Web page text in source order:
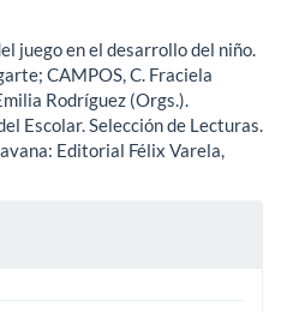
juego en el desarrollo del niño.
CAMPOS, C. Fraciela
Rodríguez (Orgs.).
Escolar. Selección de Lecturas.
Editorial Félix Varela,